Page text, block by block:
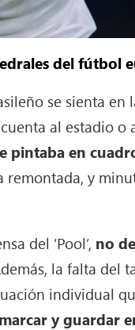
del fútbol
se sienta
al estadio o
pintaba en
y
del ‘Pool’, no
la falta del
individual
y guardar